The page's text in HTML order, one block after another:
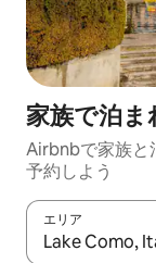
家族で泊ま
Airbnbで家族と
予約しよう
エリア
検索結果が表示